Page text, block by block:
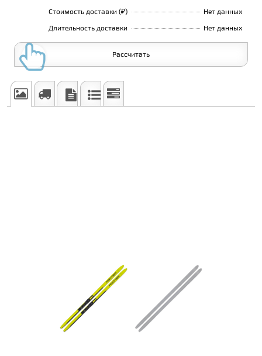
Стоимость доставки (₽)
Нет данных
Длительность доставки
Нет данных
Рассчитать